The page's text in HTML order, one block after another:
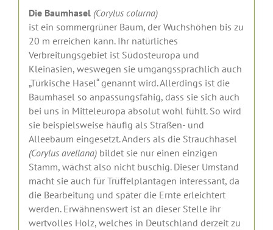
Die Baumhasel (Corylus colurna)
ist ein sommergrüner Baum, der Wuchshöhen bis zu
20 m erreichen kann. Ihr natürliches
Verbreitungsgebiet ist Südosteuropa und
Kleinasien, weswegen sie umgangssprachlich auch
„Türkische Hasel“ genannt wird. Allerdings ist die
Baumhasel so anpassungsfähig, dass sie sich auch
bei uns in Mitteleuropa absolut wohl fühlt. So wird
sie beispielsweise häufig als Straßen- und
Alleebaum eingesetzt. Anders als die Strauchhasel
(Corylus avellana)bildet sie nur einen einzigen
Stamm, wächst also nicht buschig. Dieser Umstand
macht sie auch für Trüffelplantagen interessant, da
die Bearbeitung und später die Ernte erleichtert
werden. Erwähnenswert ist an dieser Stelle ihr
wertvolles Holz, welches in Deutschland derzeit zu